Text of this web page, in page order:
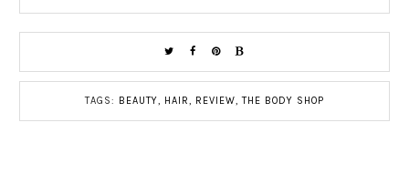
TAGS: BEAUTY, HAIR, REVIEW,THE BODY SHOP